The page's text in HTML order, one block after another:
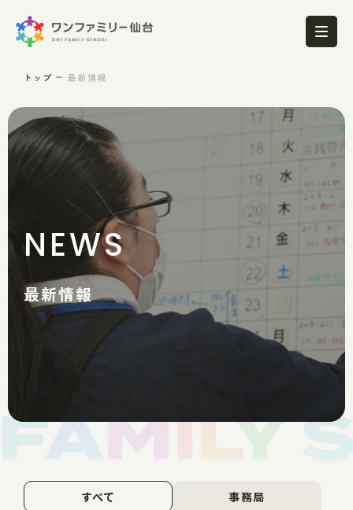
トップ 最新情報
NEWS
最新情報
すべて
事務局